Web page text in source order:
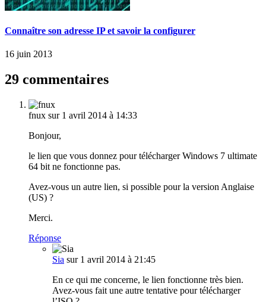
Connaître son adresse IP et savoir la configurer
16 juin 2013
29 commentaires
fnux sur 1 avril 2014 à 14:33
Bonjour,
le lien que vous donnez pour télécharger Windows 7 ultimate
64 bit ne fonctionne pas.
Avez-vous un autre lien, si possible pour la version Anglaise
(US) ?
Merci.
Réponse
Sia sur 1 avril 2014 à 21:45
En ce qui me concerne, le lien fonctionne très bien.
Avez-vous fait une autre tentative pour télécharger